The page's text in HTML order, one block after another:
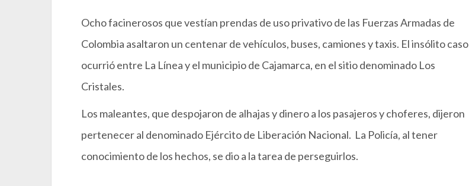
Ocho facinerosos que vestían prendas de uso privativo de las Fuerzas Armadas de
Colombia asaltaron un centenar de vehículos, buses, camiones y taxis. El insólito caso
ocurrió entre La Línea y el municipio de Cajamarca, en el sitio denominado Los
Cristales.
Los maleantes, que despojaron de alhajas y dinero a los pasajeros y choferes, dijeron
pertenecer al denominado Ejército de Liberación Nacional. La Policía, al tener
conocimiento de los hechos, se dio a la tarea de perseguirlos.